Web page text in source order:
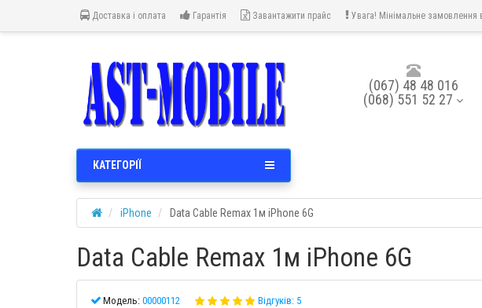
Доставка і оплата Гарантія Завантажити прайс Увага! Мінімальне замовлення
(067) 48 48 016
(068) 551 52 27
КАТЕГОРІЇ
iPhone Data Cable Remax 1м iPhone 6G
Data Cable Remax 1м iPhone 6G
Модель: 00000112 Відгуків: 5